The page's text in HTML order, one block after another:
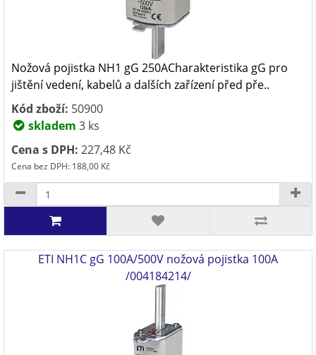
Nožová pojistka NH1 gG 250ACharakteristika gG pro
jištění vedení, kabelů a dalších zařízení před pře..
Kód zboží: 50900
skladem 3 ks
Cena s DPH: 227,48 Kč
Cena bez DPH: 188,00 Kč
ETI NH1C gG 100A/500V nožová pojistka 100A
/004184214/